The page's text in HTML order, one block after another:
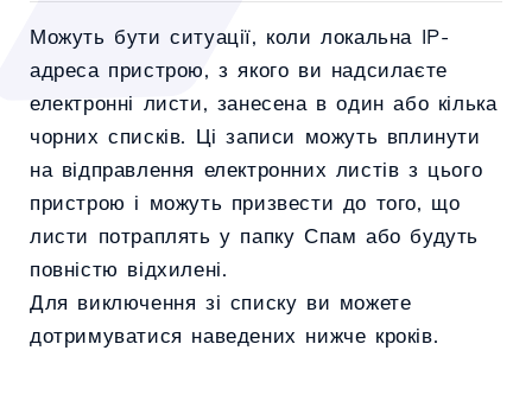
Можуть бути ситуації, коли локальна IP-
адреса пристрою, з якого ви надсилаєте
електронні листи, занесена в один або кілька
чорних списків. Ці записи можуть вплинути
на відправлення електронних листів з цього
пристрою і можуть призвести до того, що
листи потраплять у папку Спам або будуть
повністю відхилені.
Для виключення зі списку ви можете
дотримуватися наведених нижче кроків.